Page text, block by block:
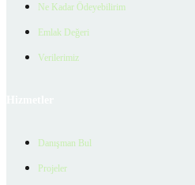
Ne Kadar Ödeyebilirim
Emlak Değeri
Verilerimiz
Danışman Bul
Projeler